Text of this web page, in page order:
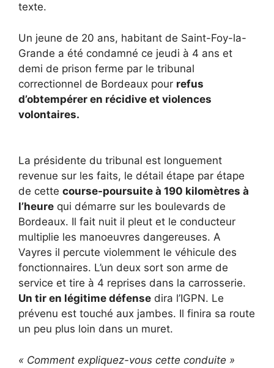
texte.
Un jeune de 20 ans, habitant de Saint-Foy-la-
Grande a été condamné ce jeudi à 4 ans et
demi de prison ferme par le tribunal
correctionnel de Bordeaux pour refus
d’obtempérer en récidive et violences
volontaires.
La présidente du tribunal est longuement
revenue sur les faits, le détail étape par étape
de cette course-poursuite à 190 kilomètres à
l’heure qui démarre sur les boulevards de
Bordeaux. Il fait nuit il pleut et le conducteur
multiplie les manoeuvres dangereuses. A
Vayres il percute violemment le véhicule des
fonctionnaires. L’un deux sort son arme de
service et tire à 4 reprises dans la carrosserie.
Un tir en légitime défense dira l’IGPN. Le
prévenu est touché aux jambes. Il finira sa route
un peu plus loin dans un muret.
« Comment expliquez-vous cette conduite »